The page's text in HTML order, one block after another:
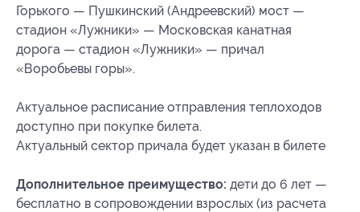
Горького — Пушкинский (Андреевский) мост —
стадион «Лужники» — Московская канатная
дорога — стадион «Лужники» — причал
«Воробьевы горы».
Актуальное расписание отправления теплоходов
доступно при покупке билета.
Актуальный сектор причала будет указан в билете
Дополнительное преимущество: дети до 6 лет —
бесплатно в сопровождении взрослых (из расчета